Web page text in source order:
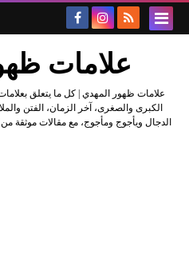
علامات
علامات ظهور المهدي | كل ما يتعلق
الكبرى والصغرى، آخر الزمان، الفتن
الدجال ويأجوج ومأجوج، مع مقالات موثقة